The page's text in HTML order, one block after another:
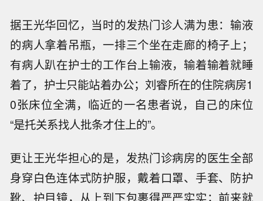
据王光华回忆，当时的发热门诊人满为患：输液
的病人拿着吊瓶，一排三个坐在走廊的椅子上；
有病人趴在护士的工作台上输液，输着输着就睡
着了，护士只能站着办公；刘睿所在的住院病房1
0张床位全满，临近的一名患者说，自己的床位
“是托关系找人批条才住上的”。
更让王光华担心的是，发热门诊病房的医生全部
身穿白色连体式防护服，戴着口罩、手套、防护
靴、护目镜，从上到下包裹得严严实实；前来就